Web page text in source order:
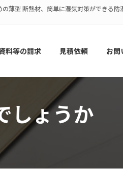
薄型 断熱材、簡単に湿気対策ができる防
料等の請求 見積依頼 お問
しょうか